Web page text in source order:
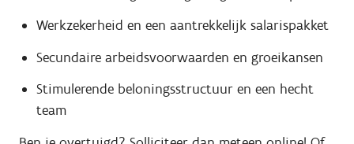
Werkzekerheid en een aantrekkelijk salarispakket
Secundaire arbeidsvoorwaarden en groeikansen
Stimulerende beloningsstructuur en een hecht
team